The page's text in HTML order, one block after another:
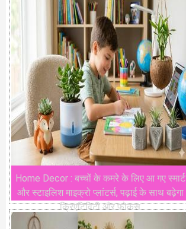
Home Decor : बच्चों के कमरे के लिए आ गए स्मार्ट
और स्टाइलिश माइक्रो प्लांटर्स, पढ़ाई के साथ बढ़ेगा
क्रिएटिविटी और फोकस